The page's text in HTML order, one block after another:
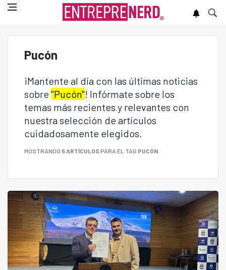
Pucón
¡Mantente al día con las últimas noticias
sobre "Pucón"! Infórmate sobre los
temas más recientes y relevantes con
nuestra selección de artículos
cuidadosamente elegidos.
MOSTRANDO 5 ARTÍCULOS PARA EL TAG PUCÓN